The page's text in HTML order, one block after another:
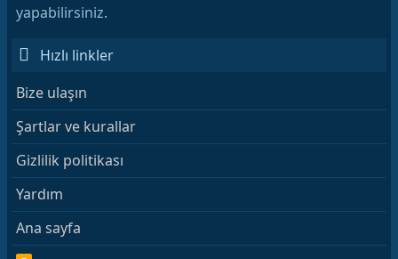
yapabilirsiniz.
Hızlı linkler
Bize ulaşın
Şartlar ve kurallar
Gizlilik politikası
Yardım
Ana sayfa